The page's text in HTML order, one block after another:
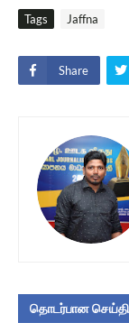
Tags Jaffna
Share
தொடர்பான